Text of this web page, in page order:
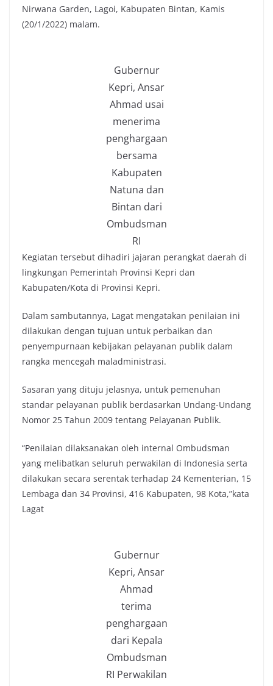
Nirwana Garden, Lagoi, Kabupaten Bintan, Kamis
(20/1/2022) malam.
Gubernur
Kepri, Ansar
Ahmad usai
menerima
penghargaan
bersama
Kabupaten
Natuna dan
Bintan dari
Ombudsman
RI
Kegiatan tersebut dihadiri jajaran perangkat daerah di
lingkungan Pemerintah Provinsi Kepri dan
Kabupaten/Kota di Provinsi Kepri.
Dalam sambutannya, Lagat mengatakan penilaian ini
dilakukan dengan tujuan untuk perbaikan dan
penyempurnaan kebijakan pelayanan publik dalam
rangka mencegah maladministrasi.
Sasaran yang dituju jelasnya, untuk pemenuhan
standar pelayanan publik berdasarkan Undang-Undang
Nomor 25 Tahun 2009 tentang Pelayanan Publik.
“Penilaian dilaksanakan oleh internal Ombudsman
yang melibatkan seluruh perwakilan di Indonesia serta
dilakukan secara serentak terhadap 24 Kementerian, 15
Lembaga dan 34 Provinsi, 416 Kabupaten, 98 Kota,”kata
Lagat
Gubernur
Kepri, Ansar
Ahmad
terima
penghargaan
dari Kepala
Ombudsman
RI Perwakilan